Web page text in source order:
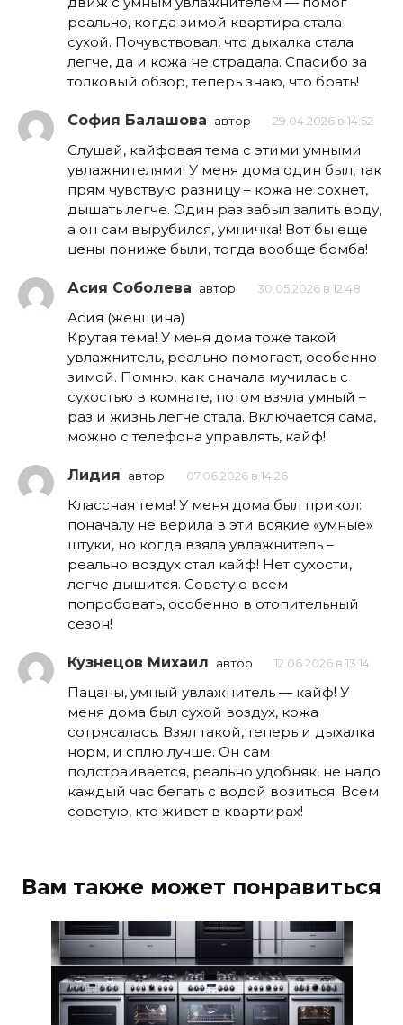
реально, когда зимой квартира стала
сухой. Почувствовал, что дыхалка стала
легче, да и кожа не страдала. Спасибо за
толковый обзор, теперь знаю, что брать!
София Балашова автор 29.04.2026 в 14:52
Слушай, кайфовая тема с этими умными
увлажнителями! У меня дома один был, так
прям чувствую разницу – кожа не сохнет,
дышать легче. Один раз забыл залить воду,
а он сам вырубился, умничка! Вот бы еще
цены пониже были, тогда вообще бомба!
Асия Соболева автор 30.05.2026 в 12:48
Асия (женщина)
Крутая тема! У меня дома тоже такой
увлажнитель, реально помогает, особенно
зимой. Помню, как сначала мучилась с
сухостью в комнате, потом взяла умный –
раз и жизнь легче стала. Включается сама,
можно с телефона управлять, кайф!
Лидия автор 07.06.2026 в 14:26
Классная тема! У меня дома был прикол:
поначалу не верила в эти всякие «умные»
штуки, но когда взяла увлажнитель –
реально воздух стал кайф! Нет сухости,
легче дышится. Советую всем
попробовать, особенно в отопительный
сезон!
Кузнецов Михаил автор 12.06.2026 в 13:14
Пацаны, умный увлажнитель — кайф! У
меня дома был сухой воздух, кожа
сотрясалась. Взял такой, теперь и дыхалка
норм, и сплю лучше. Он сам
подстраивается, реально удобняк, не надо
каждый час бегать с водой возиться. Всем
советую, кто живет в квартирах!
Вам также может понравиться